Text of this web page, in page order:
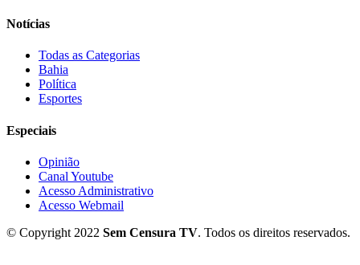
Notícias
Todas as Categorias
Bahia
Política
Esportes
Especiais
Opinião
Canal Youtube
Acesso Administrativo
Acesso Webmail
© Copyright 2022 Sem Censura TV. Todos os direitos reservados.